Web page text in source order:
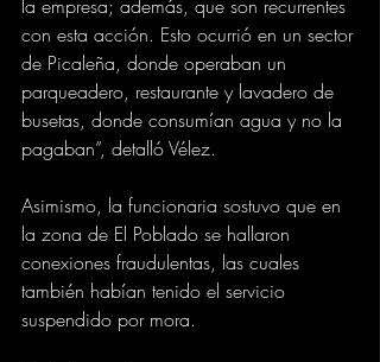
la empresa; además, que son recurrentes
con esta acción. Esto ocurrió en un sector
de Picaleña, donde operaban un
parqueadero, restaurante y lavadero de
busetas, donde consumían agua y no la
pagaban”, detalló Vélez.
Asimismo, la funcionaria sostuvo que en
la zona de El Poblado se hallaron
conexiones fraudulentas, las cuales
también habían tenido el servicio
suspendido por mora.